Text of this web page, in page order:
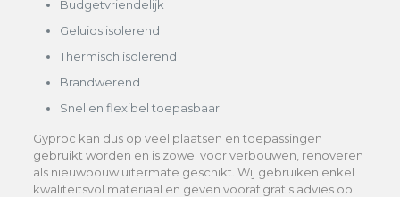
Budgetvriendelijk
Geluids isolerend
Thermisch isolerend
Brandwerend
Snel en flexibel toepasbaar
Gyproc kan dus op veel plaatsen en toepassingen
gebruikt worden en is zowel voor verbouwen, renoveren
als nieuwbouw uitermate geschikt. Wij gebruiken enkel
kwaliteitsvol materiaal en geven vooraf gratis advies op